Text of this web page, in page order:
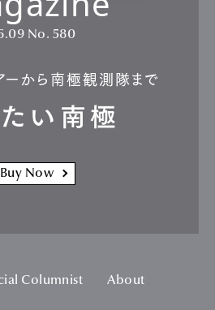
No. 580
ーから南極観測隊まで
い南極
Buy Now
Columnist
About